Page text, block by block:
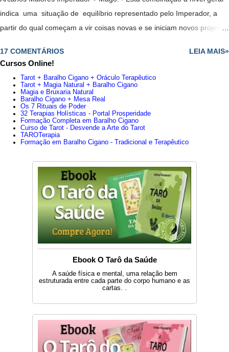
indica uma situação de equilíbrio representado pelo Imperador, a
partir do qual começam a vir coisas novas e se iniciam novos projetos,
anunciam que está em uma posição privilegiada e que têm
Aconselha confiar em uma pessoa jovem, mas determinado, cheio de
ideias. - Possibilidade de colaboração entre pai e filho. -
É aconselhável confiar em uma pessoa jovem, mas determinado,
cheio de ideias; - Possibilidade de colaboração entre pai e filho.
- Reuniões, contatos, tudo está em movimento e novidade, falam de
para empreender algo. - Possível início de um relacionamento sério.
Trabalho : -Sempre em m...
17 COMENTÁRIOS
LEIA MAIS»
Cursos Online!
Tarot + Baralho Cigano + Oráculo Terapêutico
Tarot + Magia Natural + Baralho Cigano
Magia e Bruxaria Natural
Baralho Cigano + Mesa Real
Os 7 Rituais de Poder
32 Terapias Holísticas - Portal Prosperidade
Formação Completa em Baralho Cigano
Curso de Tarot - Desvende a Arte do Tarot
TAROTerapia
Formação em Baralho Cigano - Tradicional e Terapêutico
Ebook O Tarô da Saúde
A saúde física e mental, uma relação bem
estruturada entre cada parte do corpo humano e as
cartas. .